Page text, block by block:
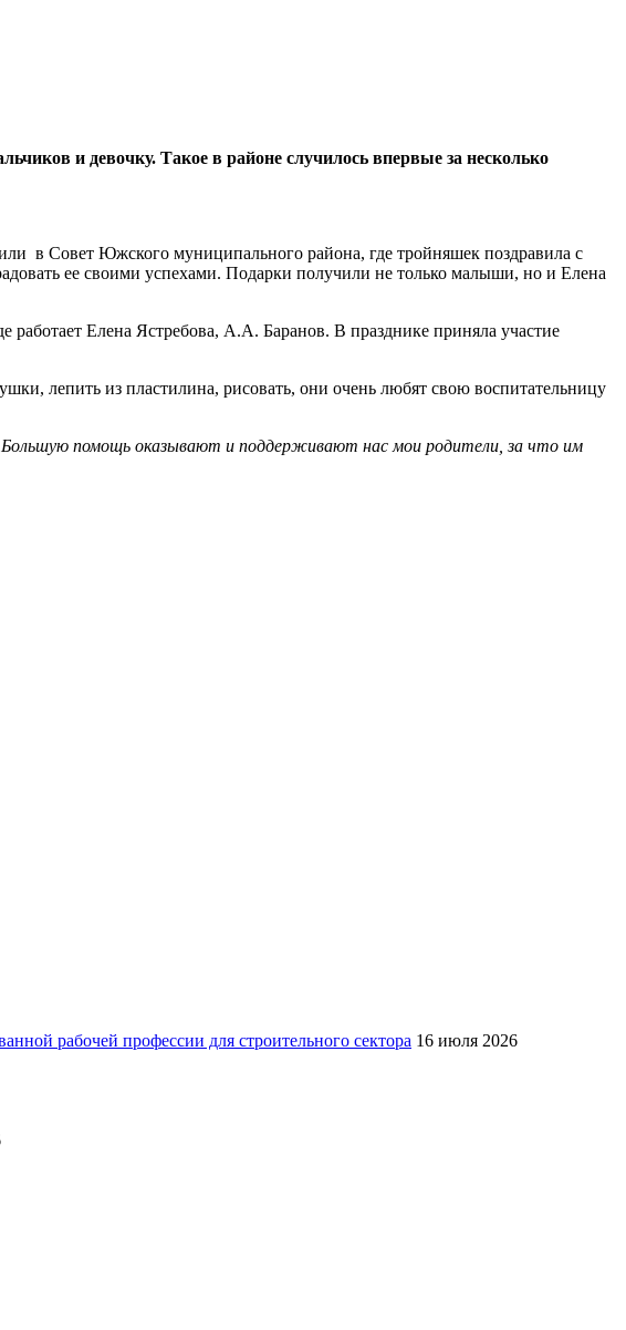
и девочку. Такое в районе случилось впервые за несколько
в Совет Южского муниципального района, где тройняшек поздравила с
ее своими успехами. Подарки получили не только малыши, но и Елена
Елена Ястребова, А.А. Баранов. В празднике приняла участие
лепить из пластилина, рисовать, они очень любят свою воспитательницу
Большую помощь оказывают и поддерживают нас мои родители, за что им
рабочей профессии для строительного сектора 16 июля 2026